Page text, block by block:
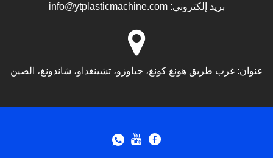
بريد إلكتروني: info@ytplasticmachine.com
عنوان: غرب طريق هونغ كونغ، جياوزو، تشينغداو، شاندونغ، الصين